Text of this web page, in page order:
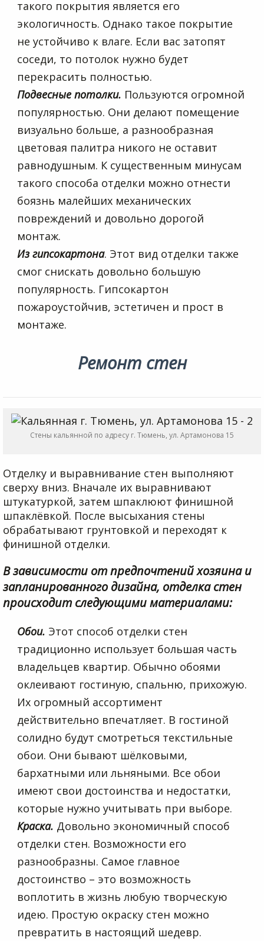
такого покрытия является его
экологичность. Однако такое покрытие
не устойчиво к влаге. Если вас затопят
соседи, то потолок нужно будет
перекрасить полностью.
Подвесные потолки. Пользуются огромной
популярностью. Они делают помещение
визуально больше, а разнообразная
цветовая палитра никого не оставит
равнодушным. К существенным минусам
такого способа отделки можно отнести
боязнь малейших механических
повреждений и довольно дорогой
монтаж.
Из гипсокартона. Этот вид отделки также
смог снискать довольно большую
популярность. Гипсокартон
пожароустойчив, эстетичен и прост в
монтаже.
Ремонт стен
Стены кальянной по адресу г. Тюмень, ул. Артамонова 15
Отделку и выравнивание стен выполняют
сверху вниз. Вначале их выравнивают
штукатуркой, затем шпаклюют финишной
шпаклёвкой. После высыхания стены
обрабатывают грунтовкой и переходят к
финишной отделки.
В зависимости от предпочтений хозяина и
запланированного дизайна, отделка стен
происходит следующими материалами:
Обои. Этот способ отделки стен
традиционно использует большая часть
владельцев квартир. Обычно обоями
оклеивают гостиную, спальню, прихожую.
Их огромный ассортимент
действительно впечатляет. В гостиной
солидно будут смотреться текстильные
обои. Они бывают шёлковыми,
бархатными или льняными. Все обои
имеют свои достоинства и недостатки,
которые нужно учитывать при выборе.
Краска. Довольно экономичный способ
отделки стен. Возможности его
разнообразны. Самое главное
достоинство – это возможность
воплотить в жизнь любую творческую
идею. Простую окраску стен можно
превратить в настоящий шедевр.